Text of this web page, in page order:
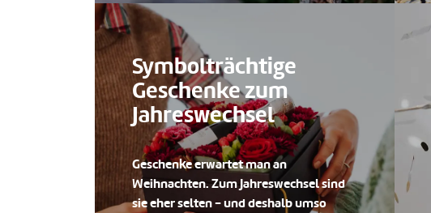
Symbolträchtige
Geschenke zum
Jahreswechsel
Geschenke erwartet man an
Weihnachten. Zum Jahreswechsel sind
sie eher selten - und deshalb umso